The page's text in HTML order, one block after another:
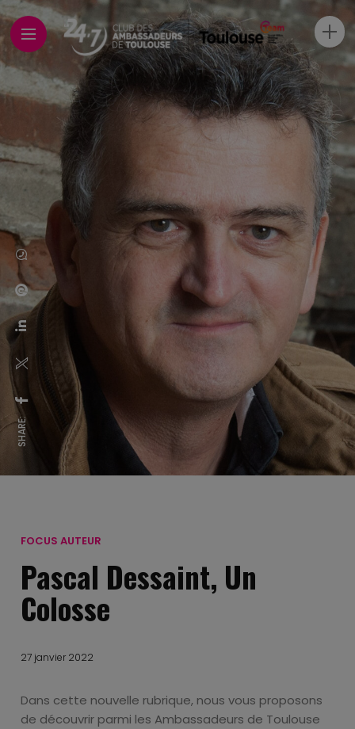
SHARE:
FOCUS AUTEUR
Pascal Dessaint, Un
Colosse
27 janvier 2022
Dans cette nouvelle rubrique, nous vous proposons
de découvrir parmi les Ambassadeurs de Toulouse